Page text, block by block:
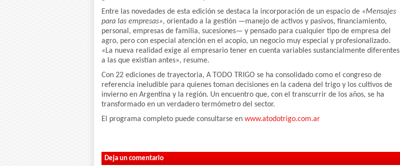
Entre las novedades de esta edición se destaca la incorporación de un espacio de «Mensajes
para las empresas», orientado a la gestión —manejo de activos y pasivos, financiamiento,
personal, empresas de familia, sucesiones— y pensado para cualquier tipo de empresa del
agro, pero con especial atención en el acopio, un negocio muy especial y profesionalizado.
«La nueva realidad exige al empresario tener en cuenta variables sustancialmente diferentes
a las que existían antes», resume.
Con 22 ediciones de trayectoria, A TODO TRIGO se ha consolidado como el congreso de
referencia ineludible para quienes toman decisiones en la cadena del trigo y los cultivos de
invierno en Argentina y la región. Un encuentro que, con el transcurrir de los años, se ha
transformado en un verdadero termómetro del sector.
El programa completo puede consultarse en www.atodotrigo.com.ar
Deja un comentario